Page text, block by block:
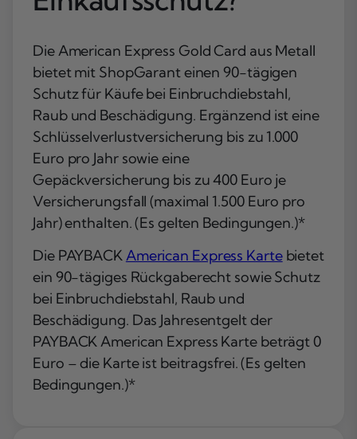
Die American Express Gold Card aus Metall
bietet mit ShopGarant einen 90-tägigen
Schutz für Käufe bei Einbruchdiebstahl,
Raub und Beschädigung. Ergänzend ist eine
Schlüsselverlustversicherung bis zu 1.000
Euro pro Jahr sowie eine
Gepäckversicherung bis zu 400 Euro je
Versicherungsfall (maximal 1.500 Euro pro
Jahr) enthalten. (Es gelten Bedingungen.)*
Die PAYBACK American Express Kartebietet
ein 90-tägiges Rückgaberecht sowie Schutz
bei Einbruchdiebstahl, Raub und
Beschädigung. Das Jahresentgelt der
PAYBACK American Express Karte beträgt 0
Euro – die Karte ist beitragsfrei. (Es gelten
Bedingungen.)*